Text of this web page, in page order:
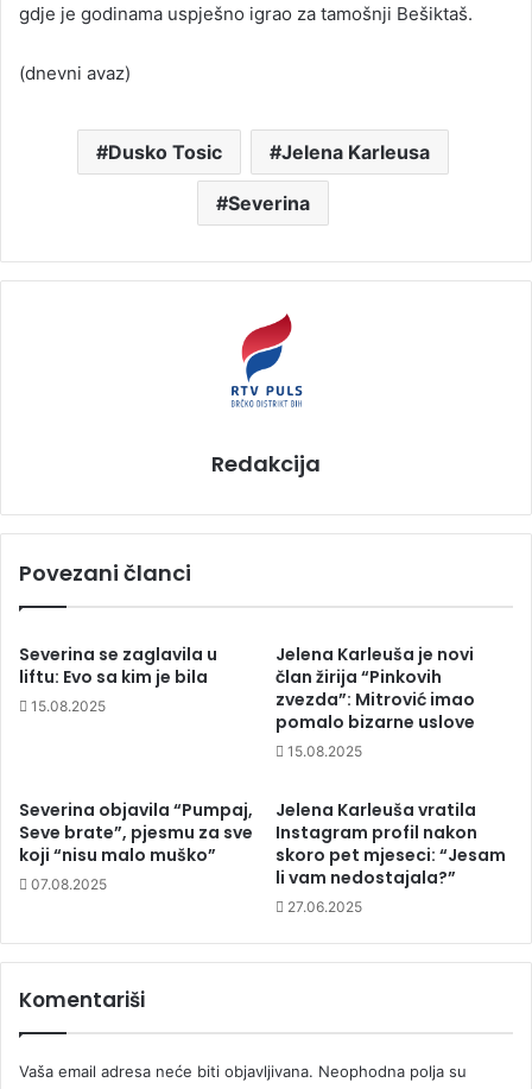
gdje je godinama uspješno igrao za tamošnji Bešiktaš.
(dnevni avaz)
Dusko Tosic Jelena Karleusa
Severina
Redakcija
Povezani članci
Severina se zaglavila u
liftu: Evo sa kim je bila
15.08.2025
Jelena Karleuša je novi
član žirija “Pinkovih
zvezda”: Mitrović imao
pomalo bizarne uslove
15.08.2025
Severina objavila “Pumpaj,
Seve brate”, pjesmu za sve
koji “nisu malo muško”
07.08.2025
Jelena Karleuša vratila
Instagram profil nakon
skoro pet mjeseci: “Jesam
li vam nedostajala?”
27.06.2025
Komentariši
Vaša email adresa neće biti objavljivana. Neophodna polja su